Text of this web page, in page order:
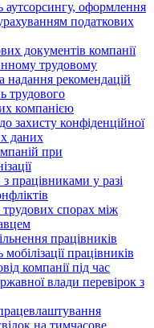
аутсорсингу, оформлення
податкових
документів компанії
трудовому
надання рекомендацій
трудового
компанією
захисту конфіденційної
даних
при
працівниками у разі
спорах між
працівників
працівників
компанії під час
влади перевірок з